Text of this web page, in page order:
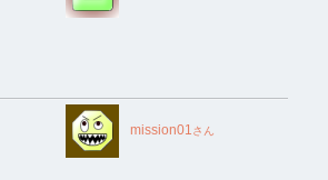
mission01さん